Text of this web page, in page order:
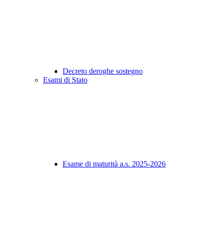
Decreto deroghe sostegno
Esami di Stato
Esame di maturità a.s. 2025-2026